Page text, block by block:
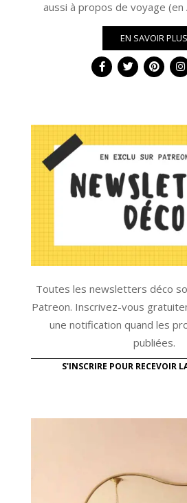
aussi à propos de voyage
EN SAVOIR PLUS
Toutes les newsletters déco
Patreon. Inscrivez-vous
une notification quand les
publiées.
S'INSCRIRE POUR RECEVOIR